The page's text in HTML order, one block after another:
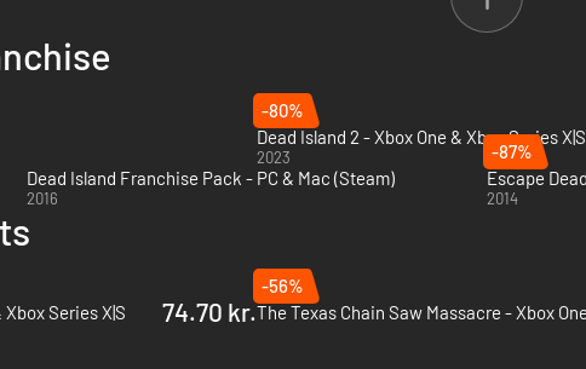
spilmodeller
shading
-80%
Dead Island 2 - Xbox One & Xbox Series X|S
2023
Dead Island Franchise Pack - PC & Mac (Steam)
2016
-87%
Escape
2014
Series X|S
74.70 kr.
-56%